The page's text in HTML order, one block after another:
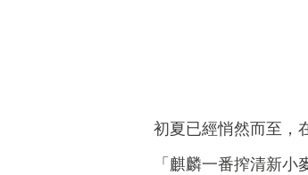
初夏已經悄然而至，
「麒麟一番搾清新小